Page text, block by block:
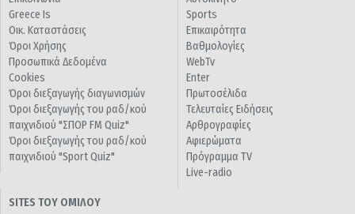
Greece Is
Οικ. Καταστάσεις
Όροι Χρήσης
Προσωπικά Δεδομένα
Cookies
Όροι διεξαγωγής διαγωνισμών
Όροι διεξαγωγής του ραδ/κού
παιχνιδιού "ΣΠΟΡ FM Quiz"
Όροι διεξαγωγής του ραδ/κού
παιχνιδιού "Sport Quiz"
Sports
Επικαιρότητα
Βαθμολογίες
WebTv
Enter
Πρωτοσέλιδα
Τελευταίες Ειδήσεις
Αρθρογραφίες
Αφιερώματα
Πρόγραμμα TV
Live-radio
SITES ΤΟΥ ΟΜΙΛΟΥ